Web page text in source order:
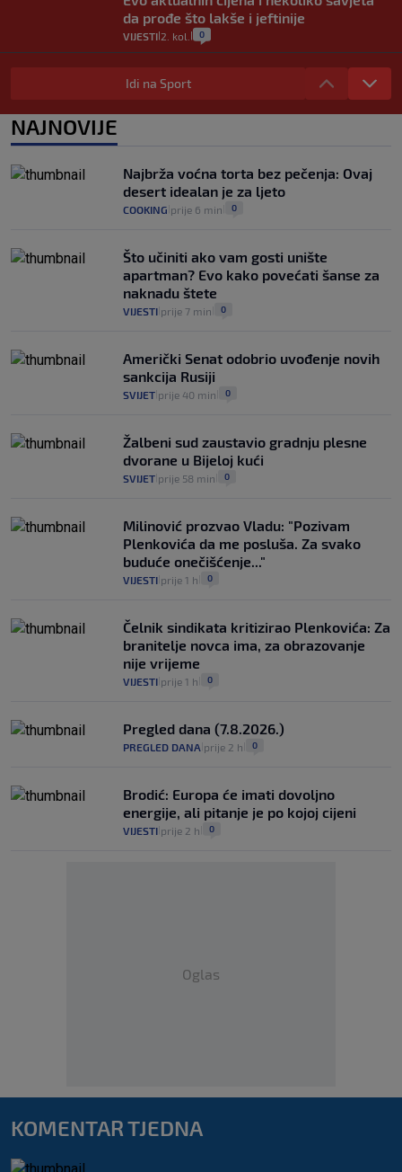
da prođe što lakše i jeftinije
VIJESTI 2. kol. 0
Izračunali smo koliko košta putovanje
automobilom na Hvar iz Zagreba, a
14
zdravstvenu iskaznicu". Kakva su prava
pacijenata izvan mjesta prebivališta?
1
Idi na Sport
NAJNOVIJE
Najbrža voćna torta bez pečenja: Ovaj
desert idealan je za ljeto
COOKING prije 6 min 0
Što učiniti ako vam gosti unište
apartman? Evo kako povećati šanse za
naknadu štete
VIJESTI prije 7 min 0
Američki Senat odobrio uvođenje novih
sankcija Rusiji
SVIJET prije 40 min 0
Žalbeni sud zaustavio gradnju plesne
dvorane u Bijeloj kući
SVIJET prije 58 min 0
Milinović prozvao Vladu: "Pozivam
Plenkovića da me posluša. Za svako
buduće onečišćenje..."
VIJESTI prije 1 h 0
Čelnik sindikata kritizirao Plenkovića: Za
branitelje novca ima, za obrazovanje
nije vrijeme
VIJESTI prije 1 h 0
Pregled dana (7.8.2026.)
PREGLED DANA prije 2 h 0
Brodić: Europa će imati dovoljno
energije, ali pitanje je po kojoj cijeni
VIJESTI prije 2 h 0
Oglas
KOMENTAR TJEDNA